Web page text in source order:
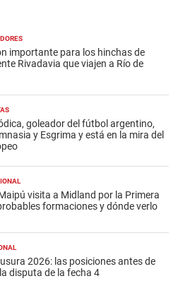
importante para los hinchas de
Rivadavia que viajen a Río de
goleador del fútbol argentino,
y Esgrima y está en la mira del
visita a Midland por la Primera
formaciones y dónde verlo
2026: las posiciones antes de
disputa de la fecha 4